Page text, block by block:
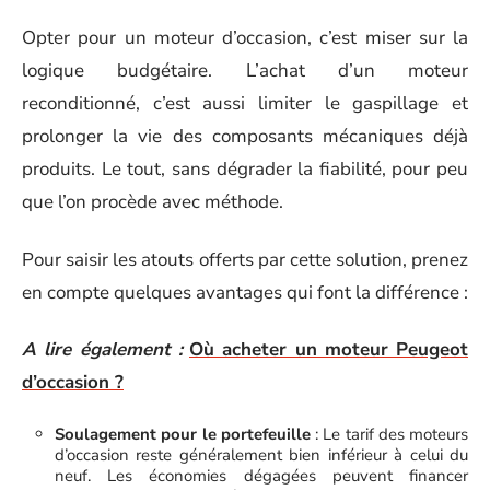
Opter pour un moteur d’occasion, c’est miser sur la
logique budgétaire. L’achat d’un moteur
reconditionné, c’est aussi limiter le gaspillage et
prolonger la vie des composants mécaniques déjà
produits. Le tout, sans dégrader la fiabilité, pour peu
que l’on procède avec méthode.
Pour saisir les atouts offerts par cette solution, prenez
en compte quelques avantages qui font la différence :
A lire également : Où acheter un moteur Peugeot
d’occasion ?
Soulagement pour le portefeuille: Le tarif des moteurs
d’occasion reste généralement bien inférieur à celui du
neuf. Les économies dégagées peuvent financer